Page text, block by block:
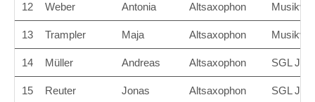
12 Weber Antonia Altsaxophon
13 Trampler Maja Altsaxophon
14 Müller Andreas Altsaxophon SGL
15 Reuter Jonas Altsaxophon SGL